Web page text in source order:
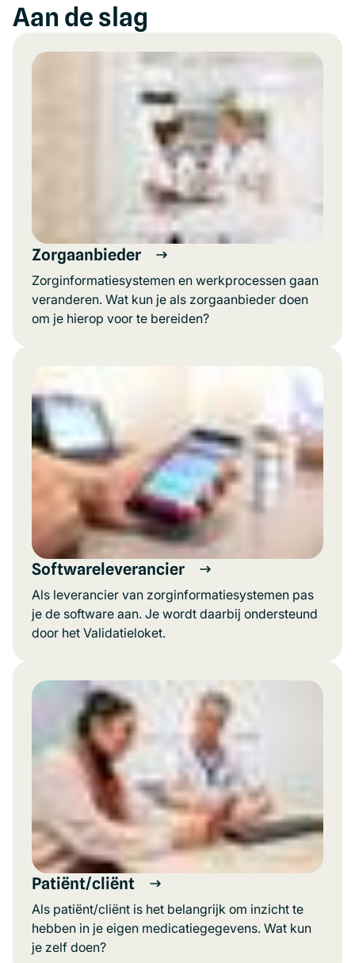
Aan de slag
Zorgaanbieder
Zorginformatiesystemen en werkprocessen gaan
veranderen. Wat kun je als zorgaanbieder doen
om je hierop voor te bereiden?
Softwareleverancier
Als leverancier van zorginformatiesystemen pas
je de software aan. Je wordt daarbij ondersteund
door het Validatieloket.
Patiënt/cliënt
Als patiënt/cliënt is het belangrijk om inzicht te
hebben in je eigen medicatiegegevens. Wat kun
je zelf doen?